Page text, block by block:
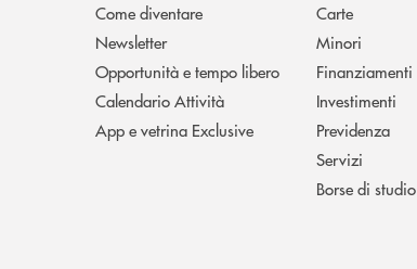
Come diventare
Newsletter
Opportunità e tempo libero
Calendario Attività
App e vetrina Exclusive
Carte
Minori
Finanziamenti
Investimenti
Previdenza
Servizi
Borse di studio